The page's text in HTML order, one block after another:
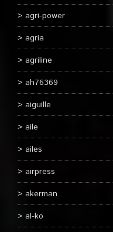
agri-power
agria
agriline
ah76369
aiguille
aile
ailes
airpress
akerman
al-ko